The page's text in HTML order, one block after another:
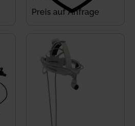
Preis auf Anfrage